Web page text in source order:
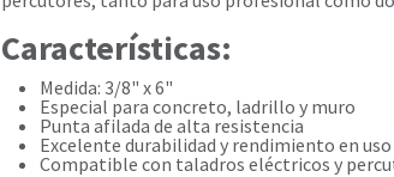
Características:
Medida: 3/8" x 6"
Especial para concreto, ladrillo y muro
Punta afilada de alta resistencia
Excelente durabilidad y rendimiento en
Compatible con taladros eléctricos y